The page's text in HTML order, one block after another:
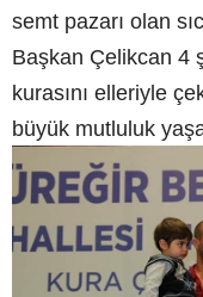
semt pazarı olan
Başkan Çelikcan 4
kurasını elleriyle
büyük mutluluk